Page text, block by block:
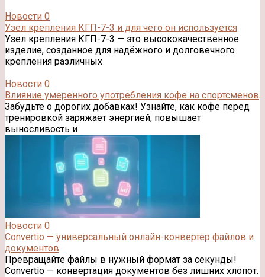
Новости 0
Узел крепления КГП-7-3 и для чего он используется
Узел крепления КГП-7-3 — это высококачественное
изделие, созданное для надёжного и долговечного
крепления различных
Новости 0
Влияние умеренного употребления кофе на спортсменов
Забудьте о дорогих добавках! Узнайте, как кофе перед
тренировкой заряжает энергией, повышает
выносливость и
Новости 0
Convertio — универсальный онлайн-конвертер файлов и
документов
Превращайте файлы в нужный формат за секунды!
Convertio — конвертация документов без лишних хлопот.